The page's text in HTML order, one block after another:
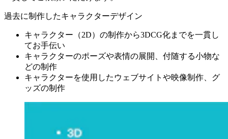
過去に制作したキャラクターデザイン
キャラクター（2D）の制作から3DCG化までを一貫し
てお手伝い
キャラクターのポーズや表情の展開、付随する小物な
どの制作
キャラクターを使用したウェブサイトや映像制作、グ
ッズの制作